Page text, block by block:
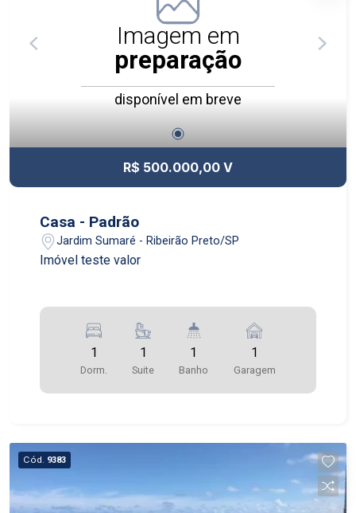
de lazer completo, pensado para todas as
idades, incluindo espaços de convivência, áreas
de recreação, ambientes para relaxamento e
estrutura ideal para momentos de lazer e bem-
segurança 24 horas, garantindo mais proteção e
unir sofisticação, praticidade e segurança em
uma localização estratégica de Ribeirão Preto.
Imagem em
preparação
disponível em breve
R$ 500.000,00 V
Casa - Padrão
Jardim Sumaré - Ribeirão Preto/SP
Imóvel teste valor
1
Dorm.
1
Suite
1
Banho
1
Garagem
Cód. 9383